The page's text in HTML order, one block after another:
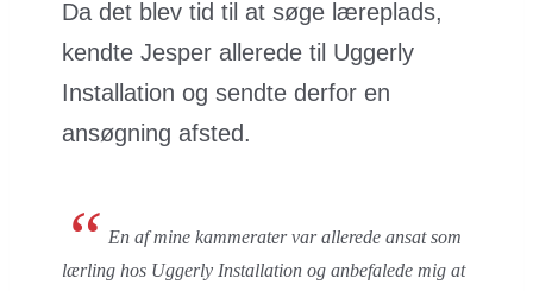
Da det blev tid til at søge læreplads,
kendte Jesper allerede til Uggerly
Installation og sendte derfor en
ansøgning afsted.
“ En af mine kammerater var allerede ansat som
lærling hos Uggerly Installation og anbefalede mig at